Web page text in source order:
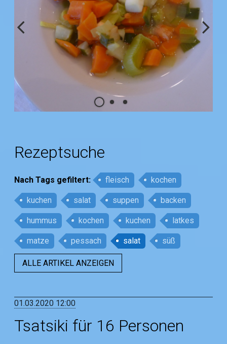
Rezeptsuche
Nach Tags gefiltert: fleisch kochen
kuchen salat suppen backen
hummus kochen kuchen latkes
matze pessach salat süß
ALLE ARTIKEL ANZEIGEN
01.03.2020 12:00
Tsatsiki für 16 Personen